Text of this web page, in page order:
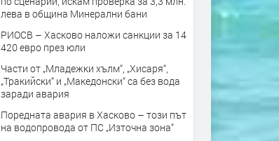
лева в община Минерални бани
РИОСВ – Хасково наложи санкции за 14
420 евро през юли
Части от „Младежки хълм“, „Хисаря“,
„Тракийски“ и „Македонски“ са без вода
заради авария
Поредната авария в Хасково – този път
на водопровода от ПС „Източна зона“